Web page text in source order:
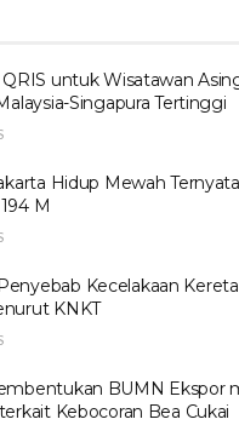
QRIS untuk Wisatawan
Singapura Tertinggi
Hidup Mewah
M
Kecelakaan
KNKT
BUMN Ekspor
Kebocoran Bea Cukai